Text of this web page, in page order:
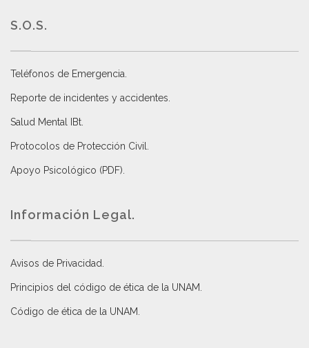
S.O.S.
Teléfonos de Emergencia.
Reporte de incidentes y accidentes
Salud Mental IBt
Protocolos de Protección Civil
Apoyo Psicológico (PDF)
Información Legal.
Avisos de Privacidad
Principios del código de ética de la UNAM
Código de ética de la UNAM